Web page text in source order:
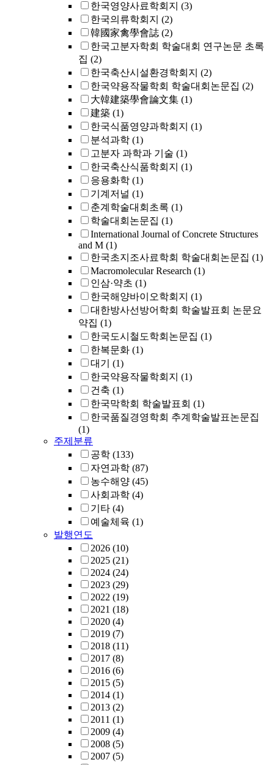
한국영양사료학회지 (3)
한국의류학회지 (2)
韓國家禽學會誌 (2)
한국고분자학회 학술대회 연구논문 초록
집 (2)
한국축산시설환경학회지 (2)
한국약용작물학회 학술대회논문집 (2)
大韓建築學會論文集 (1)
建築 (1)
한국식품영양과학회지 (1)
분석과학 (1)
고분자 과학과 기술 (1)
한국축산식품학회지 (1)
응용화학 (1)
기계저널 (1)
춘계학술대회초록 (1)
학술대회논문집 (1)
International Journal of Concrete Structures
and M (1)
한국초지조사료학회 학술대회논문집 (1)
Macromolecular Research (1)
인삼·약초 (1)
한국해양바이오학회지 (1)
대한방사선방어학회 학술발표회 논문요
약집 (1)
한국도시철도학회논문집 (1)
한복문화 (1)
대기
(1)
한국약용작물학회지 (1)
건축 (1)
한국막학회 학술발표회 (1)
한국품질경영학회 추계학술발표논문집
(1)
주제분류
공학 (133)
자연과학 (87)
농수해양 (45)
사회과학 (4)
기타 (4)
예술체육 (1)
발행연도
2026 (10)
2025 (21)
2024 (24)
2023 (29)
2022 (19)
2021 (18)
2020 (4)
2019 (7)
2018 (11)
2017 (8)
2016 (6)
2015 (5)
2014 (1)
2013 (2)
2011 (1)
2009 (4)
2008 (5)
2007 (5)